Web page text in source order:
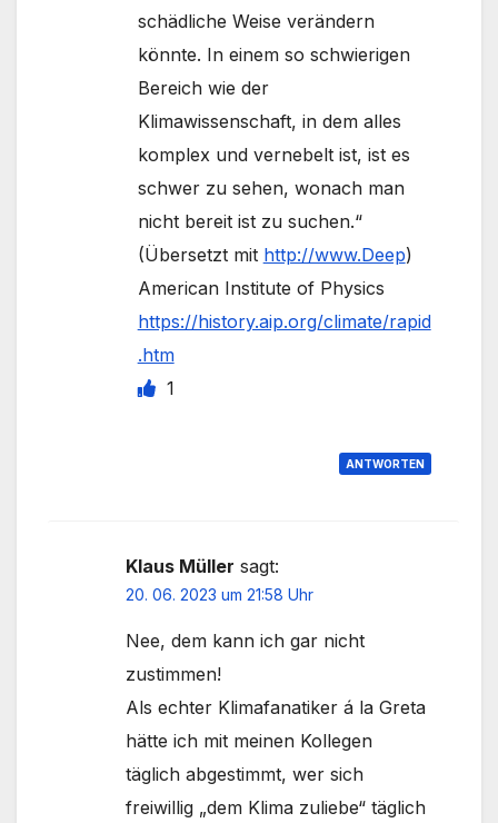
schädliche Weise verändern
könnte. In einem so schwierigen
Bereich wie der
Klimawissenschaft, in dem alles
komplex und vernebelt ist, ist es
schwer zu sehen, wonach man
nicht bereit ist zu suchen.“
(Übersetzt mit http://www.Deep)
American Institute of Physics
https://history.aip.org/climate/rapid
.htm
1
ANTWORTEN
Klaus Müller sagt:
20. 06. 2023 um 21:58 Uhr
Nee, dem kann ich gar nicht
zustimmen!
Als echter Klimafanatiker á la Greta
hätte ich mit meinen Kollegen
täglich abgestimmt, wer sich
freiwillig „dem Klima zuliebe“ täglich